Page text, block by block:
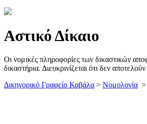
Αστικό Δίκαιο
Οι νομικές πληροφορίες των δικαστικών
δικαστήρια. Διευκρινίζεται ότι δεν
Δικηγορικό Γραφείο Καβάλα > Νομολογία >